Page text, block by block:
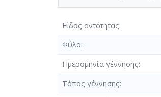
Είδος οντότητας
Φύλο
Ημερομηνία γέννησης
Τόπος γέννησης